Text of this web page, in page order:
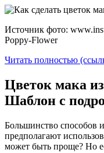
Источник фото:
Poppy-Flower
Читать полностью
Цветок мака
Шаблон с
Большинство способов
предполагают
может быть проще? Но